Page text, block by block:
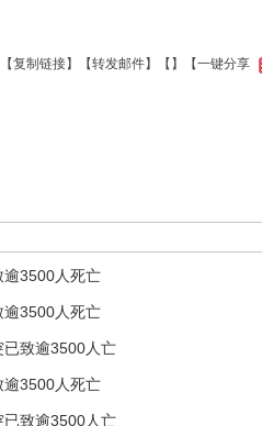
复制链接】【转发邮件】【 】 【一键分享
逾3500人死亡
逾3500人死亡
致逾3500人亡
逾3500人死亡
致逾3500人亡